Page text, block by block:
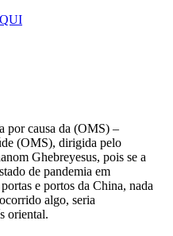
por causa da (OMS) –
(OMS), dirigida pelo
Ghebreyesus, pois se a
de pandemia em
e portos da China, nada
algo, seria
oriental.